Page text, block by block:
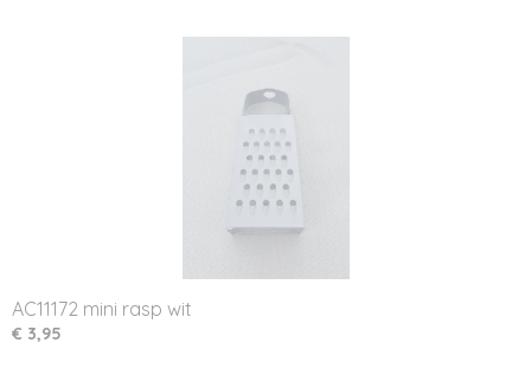
AC11172 mini rasp wit
€ 3,95